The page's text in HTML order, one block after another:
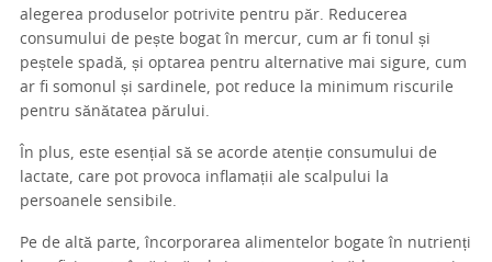
alegerea produselor potrivite pentru păr. Reducerea
consumului de pește bogat în mercur, cum ar fi tonul și
peștele spadă, și optarea pentru alternative mai sigure, cum
ar fi somonul și sardinele, pot reduce la minimum riscurile
pentru sănătatea părului.
În plus, este esențial să se acorde atenție consumului de
lactate, care pot provoca inflamații ale scalpului la
persoanele sensibile.
Pe de altă parte, încorporarea alimentelor bogate în nutrienți